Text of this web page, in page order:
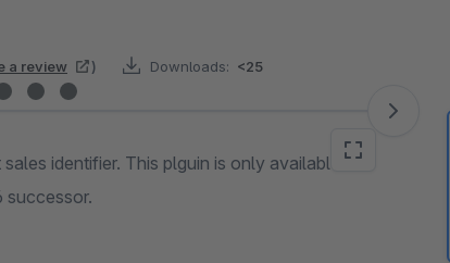
a review ) Downloads: <25
identifier. This plguin is only available for
successor.